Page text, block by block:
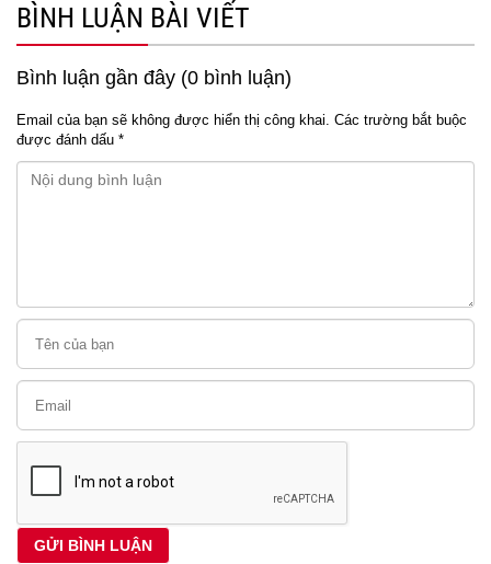
BÌNH LUẬN BÀI VIẾT
Bình luận gần đây (0 bình luận)
Email của bạn sẽ không được hiển thị công khai. Các trường bắt buộc
được đánh dấu *